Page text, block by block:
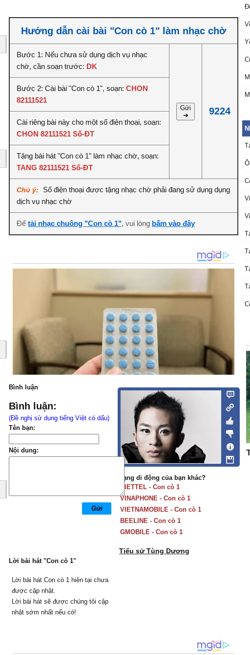
Hướng dẫn cài bài "Con cò 1" làm nhạc chờ
Bước 1: Nếu chưa sử dụng dịch vụ nhạc
chờ, cần soạn trước: DK
Gửi
➔
9224
Bước 2: Cài bài "Con cò 1", soạn: CHON
82111521
Cài riêng bài này cho một số điện thoại, soạn:
CHON 82111521 Số-ĐT
Tặng bài hát "Con cò 1" làm nhạc chờ, soạn:
TANG 82111521 Số-ĐT
Chú ý:
Số điện thoại được tặng nhạc chờ phải đang sử dụng dụng
dịch vụ nhạc chờ
Để tải nhạc chuông "Con cò 1", vui lòng bấm vào đây
Bình luận
Bình luận:
(Đề nghị sử dụng tiếng Việt có dấu)
Tên bạn:
Nội dung:
Mạng di động của bạn khác?
VIETTEL - Con cò 1
VINAPHONE - Con cò 1
VIETNAMOBILE - Con cò 1
BEELINE - Con cò 1
GMOBILE - Con cò 1
Tiểu sử Tùng Dương
Lời bài hát "Con cò 1"
Lời bài hát Con cò 1 hiện tại chưa
được cập nhật.
Lời bài hát sẽ được chúng tôi cập
nhật sớm nhất nếu có!